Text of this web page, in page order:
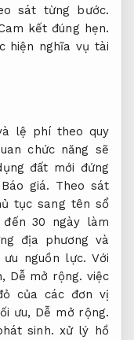
sát từng bước.
kết đúng hẹn.
hiện nghĩa vụ tài
lệ phí theo quy
chức năng sẽ
đất mới đứng
Báo giá. Theo sát
tục sang tên sổ
30 ngày làm
địa phương và
ưu nguồn lực. Với
Dễ mở rộng. việc
của các đơn vị
ưu, Dễ mở rộng.
sinh. xử lý hồ